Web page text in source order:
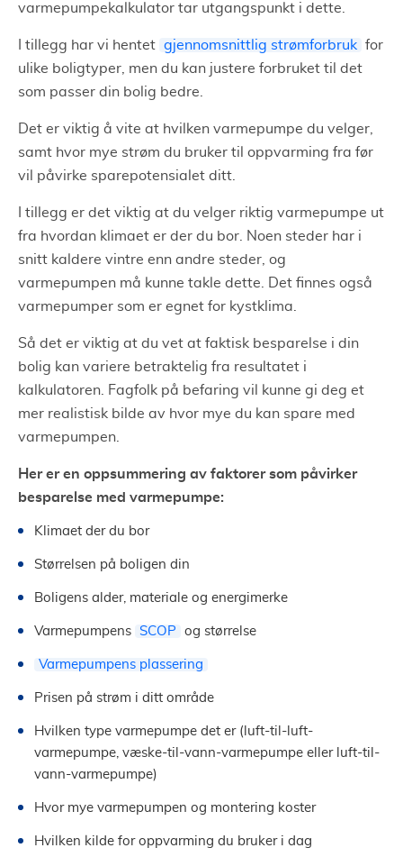
varmepumpekalkulator tar utgangspunkt i dette.
I tillegg har vi hentet gjennomsnittlig strømforbruk for
ulike boligtyper, men du kan justere forbruket til det
som passer din bolig bedre.
Det er viktig å vite at hvilken varmepumpe du velger,
samt hvor mye strøm du bruker til oppvarming fra før
vil påvirke sparepotensialet ditt.
I tillegg er det viktig at du velger riktig varmepumpe ut
fra hvordan klimaet er der du bor. Noen steder har i
snitt kaldere vintre enn andre steder, og
varmepumpen må kunne takle dette. Det finnes også
varmepumper som er egnet for kystklima.
Så det er viktig at du vet at faktisk besparelse i din
bolig kan variere betraktelig fra resultatet i
kalkulatoren. Fagfolk på befaring vil kunne gi deg et
mer realistisk bilde av hvor mye du kan spare med
varmepumpen.
Her er en oppsummering av faktorer som påvirker
besparelse med varmepumpe:
Klimaet der du bor
Størrelsen på boligen din
Boligens alder, materiale og energimerke
Varmepumpens SCOP og størrelse
Varmepumpens plassering
Prisen på strøm i ditt område
Hvilken type varmepumpe det er (luft-til-luft-
varmepumpe, væske-til-vann-varmepumpe eller luft-til-
vann-varmepumpe)
Hvor mye varmepumpen og montering koster
Hvilken kilde for oppvarming du bruker i dag